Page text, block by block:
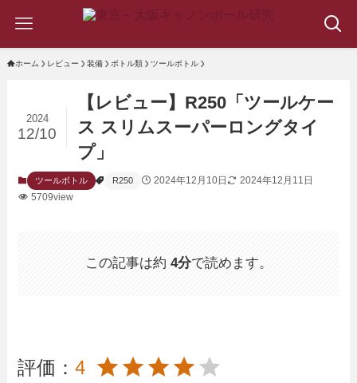
ホーム レビュー 装備 ボトル類 ツールボトル
【レビュー】R250「ツールケー
ス スリムスーパーロングタイ
プ」
2024
12/10
ツールボトル R250 2024年12月10日
2024年12月11日
5709view
この記事は約 4分で読めます。
評価：4